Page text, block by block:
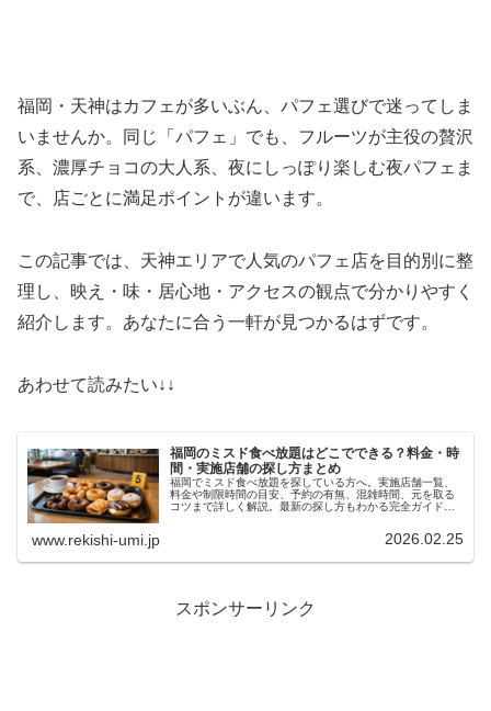
福岡・天神はカフェが多いぶん、パフェ選びで迷ってしま
いませんか。同じ「パフェ」でも、フルーツが主役の贅沢
系、濃厚チョコの大人系、夜にしっぽり楽しむ夜パフェま
で、店ごとに満足ポイントが違います。
この記事では、天神エリアで人気のパフェ店を目的別に整
理し、映え・味・居心地・アクセスの観点で分かりやすく
紹介します。あなたに合う一軒が見つかるはずです。
あわせて読みたい↓↓
福岡のミスド食べ放題はどこでできる？料金・時
間・実施店舗の探し方まとめ
福岡でミスド食べ放題を探している方へ。実施店舗一覧、
料金や制限時間の目安、予約の有無、混雑時間、元を取る
コツまで詳しく解説。最新の探し方もわかる完全ガイドで
www.rekishi-umi.jp 2026.02.25
スポンサーリンク